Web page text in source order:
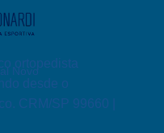
Novo
ortopedista
desde o
CRM/SP 99660 |